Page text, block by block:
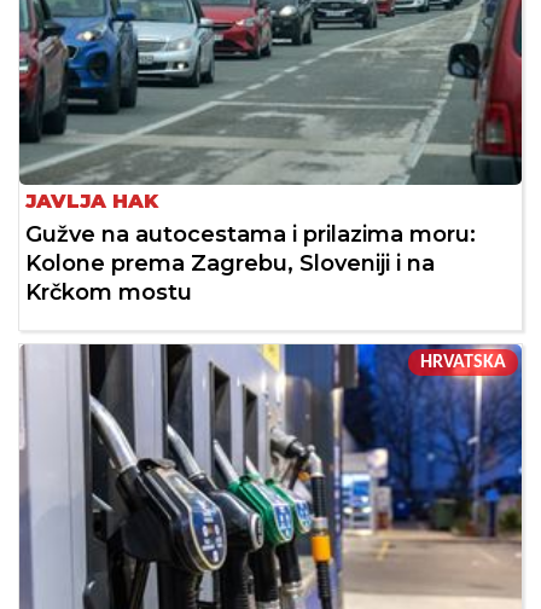
JAVLJA HAK
Gužve na autocestama i prilazima moru:
Kolone prema Zagrebu, Sloveniji i na
Krčkom mostu
HRVATSKA